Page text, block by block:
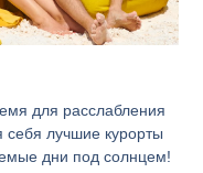
для расслабления
лучшие курорты
дни под солнцем!